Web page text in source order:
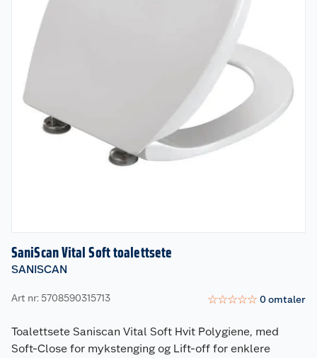
SaniScan Vital Soft toalettsete
SANISCAN
Art nr: 5708590315713 ☆☆☆☆☆ 0omtaler
Toalettsete Saniscan Vital Soft Hvit Polygiene, med
Soft-Close for mykstenging og Lift-off for enklere